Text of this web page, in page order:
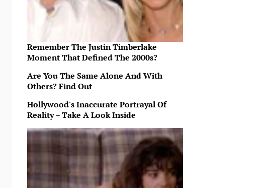
Remember The Justin Timberlake
Moment That Defined The 2000s?
Are You The Same Alone And With
Others? Find Out
Hollywood's Inaccurate Portrayal Of
Reality – Take A Look Inside